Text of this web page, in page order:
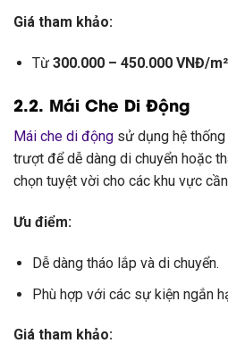
Giá tham khảo:
Từ 300.000 – 450.000 VNĐ/m²
2.2. Mái Che Di Động
Mái che di động sử dụng hệ
trượt để dễ dàng di chuyển hoặc
chọn tuyệt vời cho các khu vực
Ưu điểm:
Dễ dàng tháo lắp và di chuyển.
Phù hợp với các sự kiện ngắn
Giá tham khảo: